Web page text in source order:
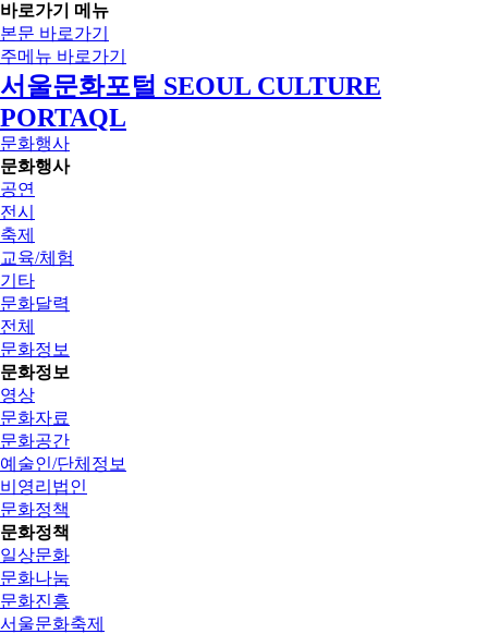
바로가기 메뉴
본문 바로가기
주메뉴 바로가기
서울문화포털 SEOUL CULTURE
PORTAQL
문화행사
문화행사
공연
전시
축제
교육/체험
기타
문화달력
전체
문화정보
문화정보
영상
문화자료
문화공간
예술인/단체정보
비영리법인
문화정책
문화정책
일상문화
문화나눔
문화진흥
서울문화축제